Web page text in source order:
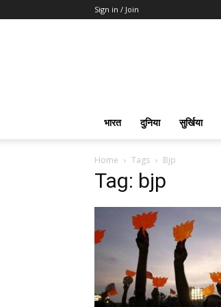
Sign in / Join
भारत दुनिया सुर्खिया
Home Tags Bjp
Tag: bjp